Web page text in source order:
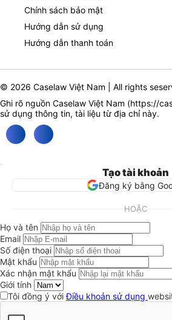
Chính sách bảo mật
Hướng dẫn sử dụng
Hướng dẫn thanh toán
© 2026 Caselaw Việt Nam | All rights
Ghi rõ nguồn Caselaw Việt Nam (https://
sử dụng thông tin, tài liệu từ địa chỉ này.
Tạo tài khoản
Đăng ký bằng
HOẶC
Họ và tên
Email
Số điện thoại
Mật khẩu
Xác nhận mật khẩu
Giới tính
Tôi đồng ý vớiĐiều khoản sử dụng